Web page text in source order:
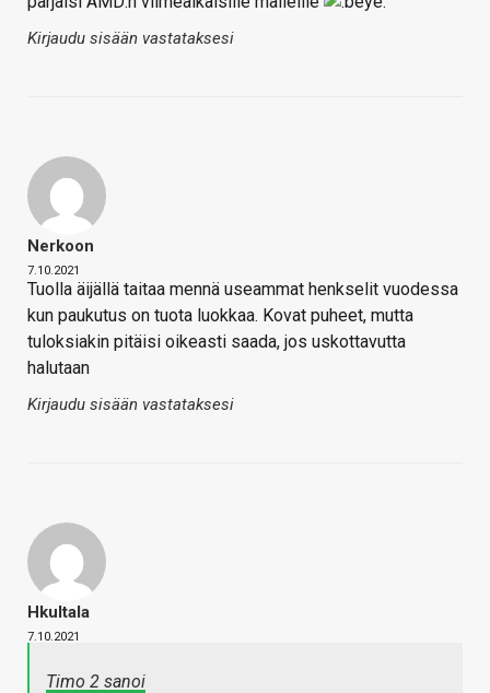
Kirjaudu sisään vastataksesi
Nerkoon
7.10.2021
Tuolla äijällä taitaa mennä useammat henkselit vuodessa
kun paukutus on tuota luokkaa. Kovat puheet, mutta
tuloksiakin pitäisi oikeasti saada, jos uskottavutta
halutaan
Kirjaudu sisään vastataksesi
Hkultala
7.10.2021
Timo 2 sanoi